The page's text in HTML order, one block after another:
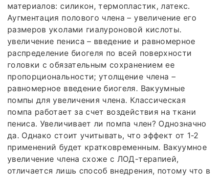
материалов: силикон, термопластик, латекс.
Аугментация полового члена – увеличение его
размеров уколами гиалуроновой кислоты.
увеличение пениса – введение и равномерное
распределение биогеля по всей поверхности
головки с обязательным сохранением ее
пропорциональности; утолщение члена –
равномерное введение биогеля. Вакуумные
помпы для увеличения члена. Классическая
помпа работает за счет воздействия на ткани
пениса. Увеличивает ли помпа член? Однозначно
да. Однако стоит учитывать, что эффект от 1-2
применений будет кратковременным. Вакуумное
увеличение члена схоже с ЛОД-терапией,
отличается лишь способ внедрения, потому что в